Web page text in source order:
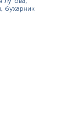
кількості
максимально
чистою
протягом 30 хв).
до проведення
не рекомендується,
має провести
бухарник